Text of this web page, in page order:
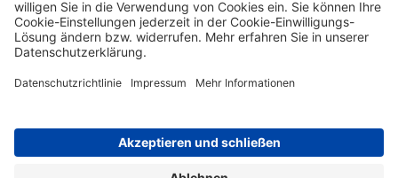
Impressum Datenschutz Barrierefreiheit